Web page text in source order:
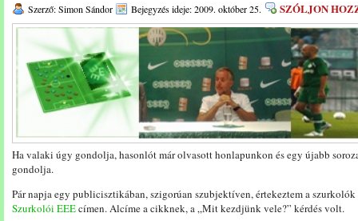
Szerző: Simon Sándor Bejegyzés ideje: 2009. október 25. SZÓLJON
Ha valaki úgy gondolja, hasonlót már olvasott honlapunkon és egy újabb
gondolja.
Pár napja egy publicisztikában, szigorúan szubjektíven, értekeztem a
Szurkolói EEEcímen. Alcíme a cikknek, a „Mit kezdjünk vele?” kérdés volt.